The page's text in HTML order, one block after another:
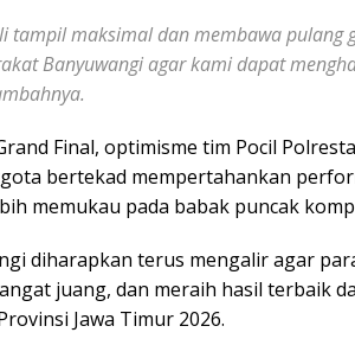
tampil maksimal dan membawa pulang
Banyuwangi agar kami dapat
Final, optimisme tim Pocil
bertekad mempertahankan
memukau pada babak puncak
diharapkan terus mengalir agar
juang, dan meraih hasil terbaik
Jawa Timur 2026.